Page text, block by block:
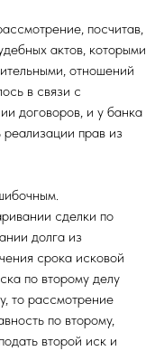
посчитав,
актов, которыми
отношений
в связи с
договоров, и у банка
реализации прав из
сделки по
долга из
срока исковой
по второму делу
то рассмотрение
по второму,
второй иск и